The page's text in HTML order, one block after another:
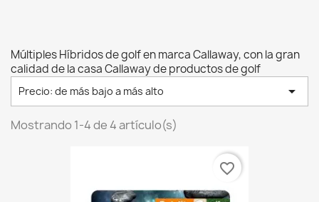
Múltiples Híbridos de golf en marca Callaway, con la gran
calidad de la casa Callaway de productos de golf
Precio: de más bajo a más alto 
Mostrando 1-4 de 4 artículo(s)
favorite_border